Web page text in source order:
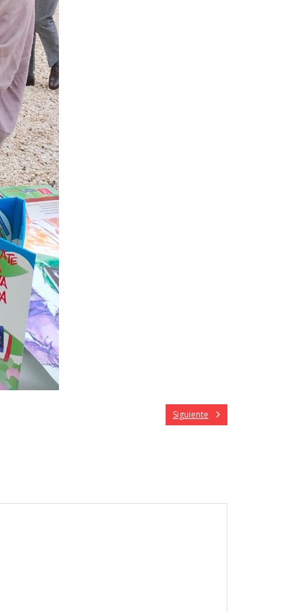
Siguiente